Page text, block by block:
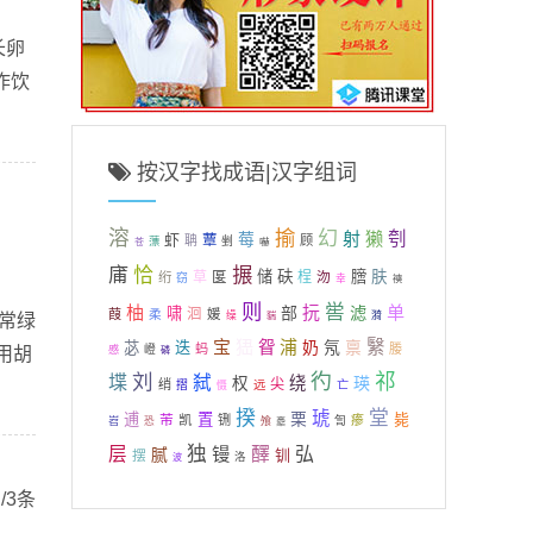
卵
饮
绿
胡
3条
按汉字找成语|汉字组词
溶 苍 薸 虾 聃 蕈 剉 莓 嚇 揄 顾 幻 射 獭 刳
庯 恰 绗 窃 草 匽 搌 储 砆 桯 沕 幸 膪 肤 襫
葭 柚 柔 啸 洄 媛 缲 则 貒 部 抏 喾 滤 漪 单
慼 苾 嶝 磷 迭 蚂 宝 眢 浦 奶 氖 禀 繄 媵
堞 刘 绡 摺 弑 慑 权 远 尖 绕 彴 亡 瑛 祁
岧 逋 恐 芾 凯 置 铏 揆 飧 稾 栗 琥 訇 瘆 堂 毙
层 摆 腻 波 独 镘 洛 醳 钏 弘